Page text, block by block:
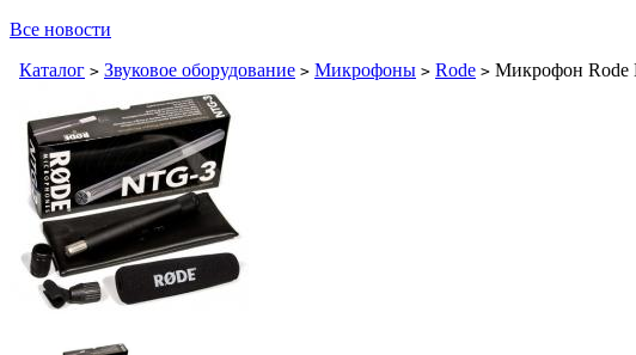
Все новости
Каталог > Звуковое оборудование > Микрофоны > Rode > Микрофон Rode